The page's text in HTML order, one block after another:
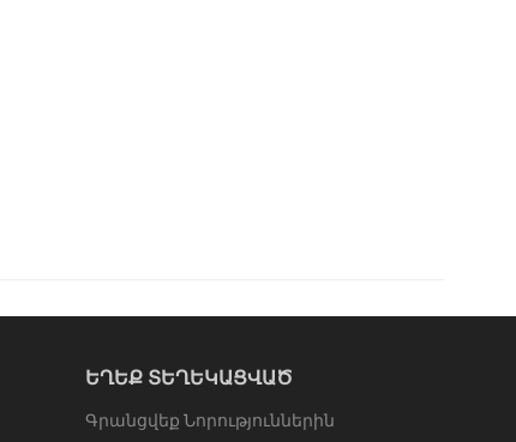
ԵՂԵՔ ՏԵՂԵԿԱՑՎԱԾ
Գրանցվեք Նորություններին